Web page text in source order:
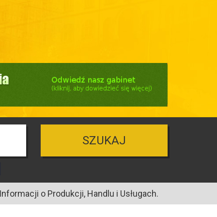
SZUKAJ
o Produkcji, Handlu i Usługach.